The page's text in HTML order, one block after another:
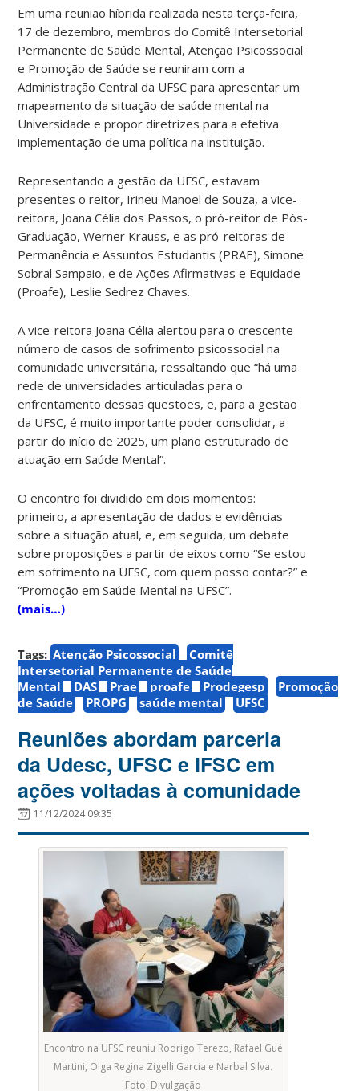
Em uma reunião híbrida realizada nesta terça-feira,
17 de dezembro, membros do Comitê Intersetorial
Permanente de Saúde Mental, Atenção Psicossocial
e Promoção de Saúde se reuniram com a
Administração Central da UFSC para apresentar um
mapeamento da situação de saúde mental na
Universidade e propor diretrizes para a efetiva
implementação de uma política na instituição.
Representando a gestão da UFSC, estavam
presentes o reitor, Irineu Manoel de Souza, a vice-
reitora, Joana Célia dos Passos, o pró-reitor de Pós-
Graduação, Werner Krauss, e as pró-reitoras de
Permanência e Assuntos Estudantis (PRAE), Simone
Sobral Sampaio, e de Ações Afirmativas e Equidade
(Proafe), Leslie Sedrez Chaves.
A vice-reitora Joana Célia alertou para o crescente
número de casos de sofrimento psicossocial na
comunidade universitária, ressaltando que “há uma
rede de universidades articuladas para o
enfrentamento dessas questões, e, para a gestão
da UFSC, é muito importante poder consolidar, a
partir do início de 2025, um plano estruturado de
atuação em Saúde Mental”.
O encontro foi dividido em dois momentos:
primeiro, a apresentação de dados e evidências
sobre a situação atual, e, em seguida, um debate
sobre proposições a partir de eixos como “Se estou
em sofrimento na UFSC, com quem posso contar?” e
“Promoção em Saúde Mental na UFSC”.
(mais…)
Tags: Atenção Psicossocial
Comitê
Intersetorial Permanente de Saúde
Mental
DAS Prae proafe Prodegesp
Promoção
de Saúde
PROPG saúde mental UFSC
Reuniões abordam parceria
da Udesc, UFSC e IFSC em
ações voltadas à comunidade
11/12/2024 09:35
Encontro na UFSC reuniu Rodrigo Terezo, Rafael Gué
Martini, Olga Regina Zigelli Garcia e Narbal Silva.
Foto: Divulgação